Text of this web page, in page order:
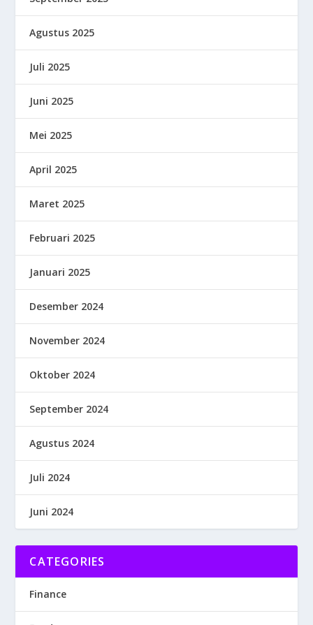
Agustus 2025
Juli 2025
Juni 2025
Mei 2025
April 2025
Maret 2025
Februari 2025
Januari 2025
Desember 2024
November 2024
Oktober 2024
September 2024
Agustus 2024
Juli 2024
Juni 2024
CATEGORIES
Finance